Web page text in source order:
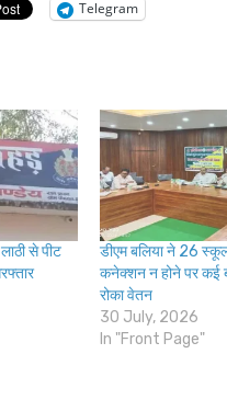
Telegram
से पीट
डीएम बलिया ने 26
कनेक्शन न होने पर कई
रोका वेतन
30 July, 2026
In "Front Page"